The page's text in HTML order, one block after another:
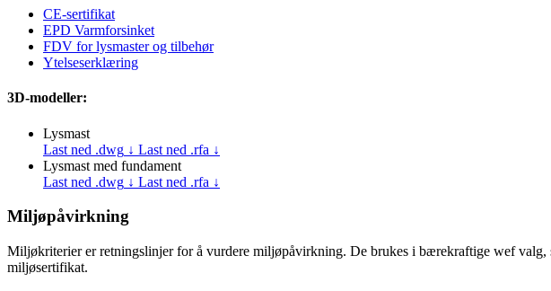
CE-sertifikat
EPD Varmforsinket
FDV for lysmaster og tilbehør
Ytelseserklæring
3D-modeller:
Lysmast
Last ned .dwg ↓ Last ned .rfa ↓
Lysmast med fundament
Last ned .dwg ↓ Last ned .rfa ↓
Miljøpåvirkning
Miljøkriterier er retningslinjer for å vurdere miljøpåvirkning. De brukes i bærekraftige wef
miljøsertifikat.